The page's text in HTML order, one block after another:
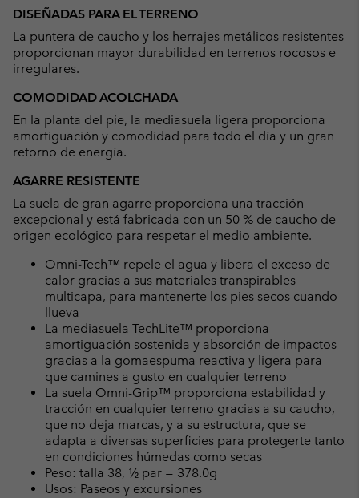
DISEÑADAS PARA EL TERRENO
La puntera de caucho y los herrajes metálicos resistentes
proporcionan mayor durabilidad en terrenos rocosos e
irregulares.
COMODIDAD ACOLCHADA
En la planta del pie, la mediasuela ligera proporciona
amortiguación y comodidad para todo el día y un gran
retorno de energía.
AGARRE RESISTENTE
La suela de gran agarre proporciona una tracción
excepcional y está fabricada con un 50 % de caucho de
origen ecológico para respetar el medio ambiente.
Omni-Tech™ repele el agua y libera el exceso de
calor gracias a sus materiales transpirables
multicapa, para mantenerte los pies secos cuando
llueva
La mediasuela TechLite™ proporciona
amortiguación sostenida y absorción de impactos
gracias a la gomaespuma reactiva y ligera para
que camines a gusto en cualquier terreno
La suela Omni-Grip™ proporciona estabilidad y
tracción en cualquier terreno gracias a su caucho,
que no deja marcas, y a su estructura, que se
adapta a diversas superficies para protegerte tanto
en condiciones húmedas como secas
Peso: talla 38, ½ par = 378.0g
Usos: Paseos y excursiones